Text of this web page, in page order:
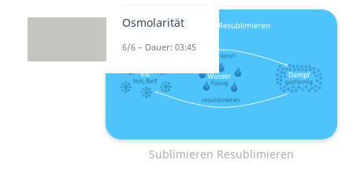
Sublimieren Resublimieren
Osmolarität
6/6 – Dauer: 03:45